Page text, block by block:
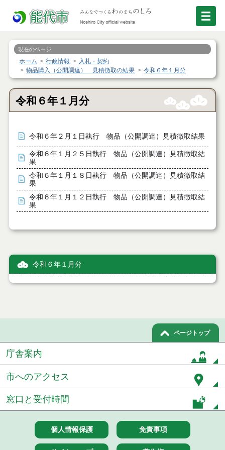
現在のページ
ホーム 行政情報
入札・契約
物品購入（公開調達） 見積徴取の結果
令和６年１月分
令和６年１月分
令和６年２月１日執行 物品（公開調達）見積徴取結果
令和６年１月２５日執行 物品（公開調達）見積徴取結
果
令和６年１月１８日執行 物品（公開調達）見積徴取結
果
令和６年１月１２日執行 物品（公開調達）見積徴取結
果
令和６年１月分
ページトップ
庁舎案内
市へのアクセス
窓口と受付時間
個人情報保護 免責事項